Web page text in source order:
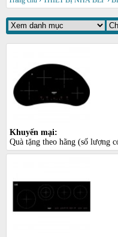
Khuyến mại:
Quà tặng theo hãng (số lượng